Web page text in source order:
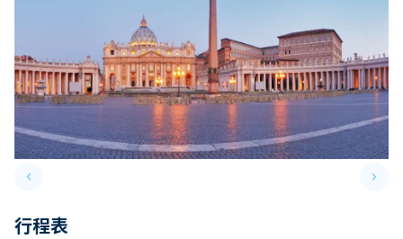
keyboard_arrow_leftPrevious slide keyboard_arrow_right
行程表